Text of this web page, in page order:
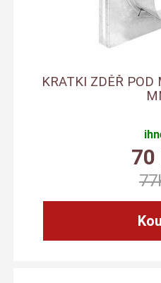
KRATKI ZDĚŘ POD
70
77